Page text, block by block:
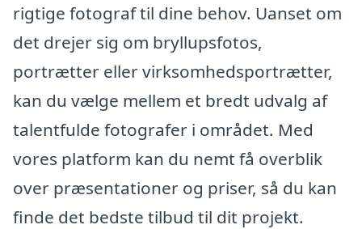
rigtige fotograf til dine behov. Uanset om
det drejer sig om bryllupsfotos,
portrætter eller virksomhedsportrætter,
kan du vælge mellem et bredt udvalg af
talentfulde fotografer i området. Med
vores platform kan du nemt få overblik
over præsentationer og priser, så du kan
finde det bedste tilbud til dit projekt.